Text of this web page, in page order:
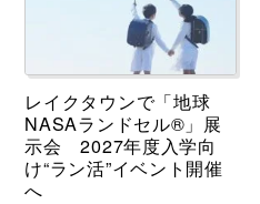
レイクタウンで「地球
NASAランドセル®」展
示会 2027年度入学向
け“ラン活”イベント開催
へ